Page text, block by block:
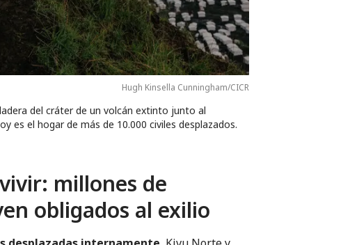
Hugh Kinsella Cunningham/CICR
del cráter de un volcán extinto junto al
es el hogar de más de 10.000 civiles desplazados.
millones de
obligados al exilio